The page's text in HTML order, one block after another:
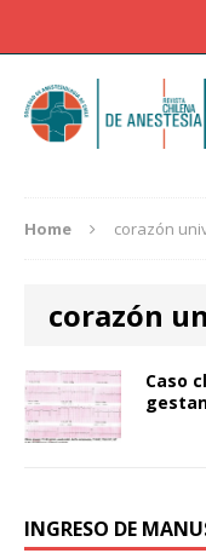
Home corazón
corazón
Caso
INGRESO DE